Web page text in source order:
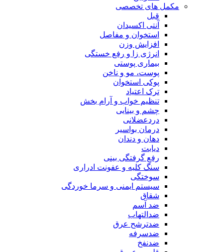
مکمل های تخصصی
قبل
آنتی اکسیدان
استخوان و مفاصل
افزایش وزن
انرژی زا و رفع خستگی
بیماری پوستی
پوست، مو و ناخن
پوکی استخوان
ترک اعتیاد
تنظیم خواب و آرام بخش
چشم و بینایی
دردعضلانی
درمان بواسیر
دهان و دندان
دیابت
رفع گرفتگی بینی
سنگ کلیه و عفونت ادراری
سوختگی
سیستم ایمنی و سرما خوردگی
شقاق
ضد آسم
ضدالتهاب
ضدترشح عرق
ضدسرفه
ضدنفخ